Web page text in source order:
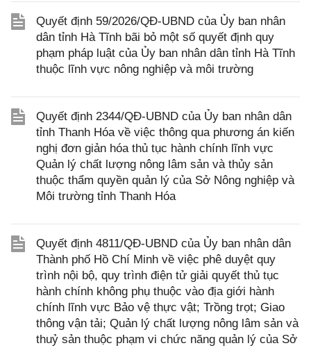
Quyết định 59/2026/QĐ-UBND của Ủy ban nhân
dân tỉnh Hà Tĩnh bãi bỏ một số quyết định quy
phạm pháp luật của Ủy ban nhân dân tỉnh Hà Tĩnh
thuộc lĩnh vực nông nghiệp và môi trường
Quyết định 2344/QĐ-UBND của Ủy ban nhân dân
tỉnh Thanh Hóa về việc thông qua phương án kiến
nghị đơn giản hóa thủ tục hành chính lĩnh vực
Quản lý chất lượng nông lâm sản và thủy sản
thuộc thẩm quyền quản lý của Sở Nông nghiệp và
Môi trường tỉnh Thanh Hóa
Quyết định 4811/QĐ-UBND của Ủy ban nhân dân
Thành phố Hồ Chí Minh về việc phê duyệt quy
trình nội bộ, quy trình điện tử giải quyết thủ tục
hành chính không phụ thuộc vào địa giới hành
chính lĩnh vực Bảo vệ thực vật; Trồng trọt; Giao
thông vận tải; Quản lý chất lượng nông lâm sản và
thuỷ sản thuộc phạm vi chức năng quản lý của Sở